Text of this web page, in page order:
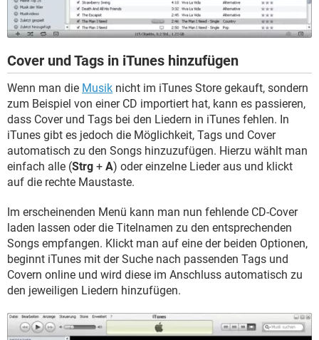
Cover und Tags in iTunes hinzufügen
Wenn man die Musik nicht im iTunes Store gekauft, sondern
zum Beispiel von einer CD importiert hat, kann es passieren,
dass Cover und Tags bei den Liedern in iTunes fehlen. In
iTunes gibt es jedoch die Möglichkeit, Tags und Cover
automatisch zu den Songs hinzuzufügen. Hierzu wählt man
einfach alle (Strg + A) oder einzelne Lieder aus und klickt
auf die rechte Maustaste.
Im erscheinenden Menü kann man nun fehlende CD-Cover
laden lassen oder die Titelnamen zu den entsprechenden
Songs empfangen. Klickt man auf eine der beiden Optionen,
beginnt iTunes mit der Suche nach passenden Tags und
Covern online und wird diese im Anschluss automatisch zu
den jeweiligen Liedern hinzufügen.